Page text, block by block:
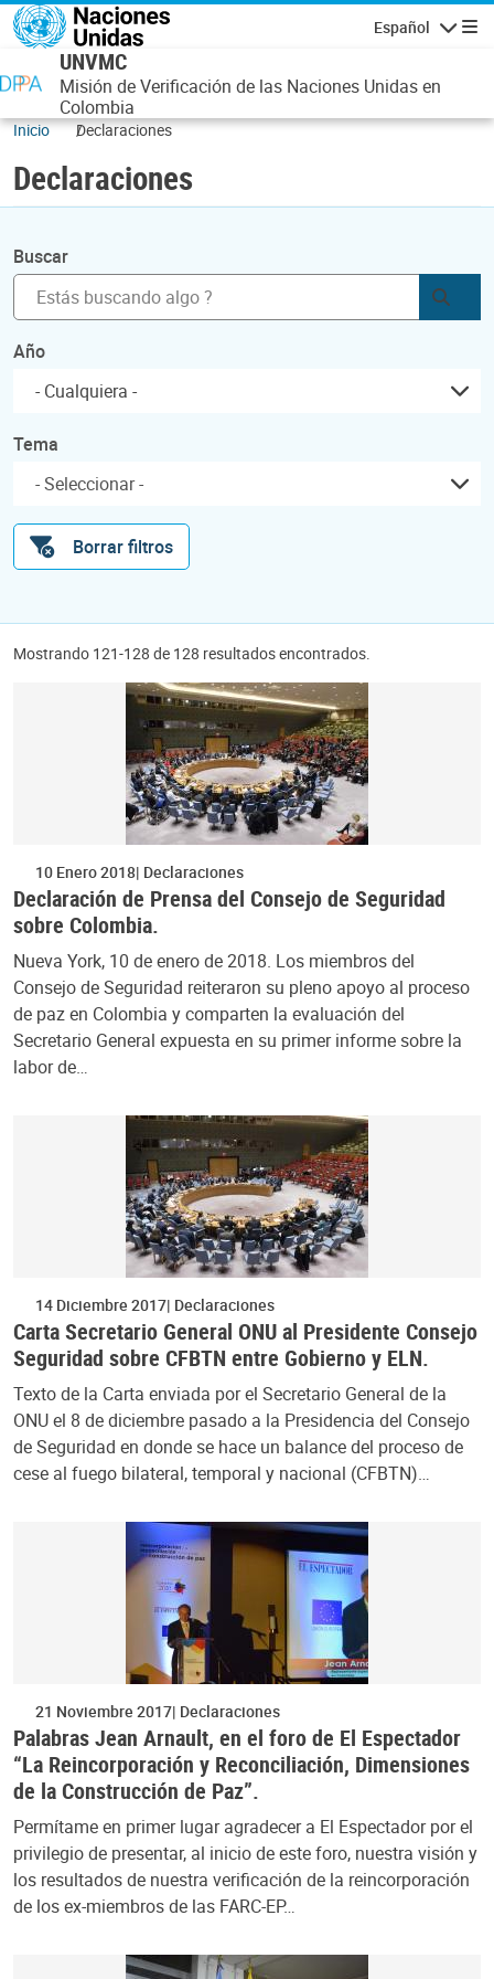
Pasar al contenido principal
Español
UNVMC
Misión de Verificación de las Naciones Unidas en
Colombia
Inicio Declaraciones
Declaraciones
Buscar
Año
- Cualquiera -
Tema
Borrar filtros
Mostrando 121-128 de 128 resultados encontrados.
10 Enero 2018 Declaraciones
Declaración de Prensa del Consejo de Seguridad
sobre Colombia.
Nueva York, 10 de enero de 2018. Los miembros del
Consejo de Seguridad reiteraron su pleno apoyo al proceso
de paz en Colombia y comparten la evaluación del
Secretario General expuesta en su primer informe sobre la
labor de…
14 Diciembre 2017 Declaraciones
Carta Secretario General ONU al Presidente Consejo
Seguridad sobre CFBTN entre Gobierno y ELN.
Texto de la Carta enviada por el Secretario General de la
ONU el 8 de diciembre pasado a la Presidencia del Consejo
de Seguridad en donde se hace un balance del proceso de
cese al fuego bilateral, temporal y nacional (CFBTN)…
21 Noviembre 2017 Declaraciones
Palabras Jean Arnault, en el foro de El Espectador
“La Reincorporación y Reconciliación, Dimensiones
de la Construcción de Paz”.
Permítame en primer lugar agradecer a El Espectador por el
privilegio de presentar, al inicio de este foro, nuestra visión y
los resultados de nuestra verificación de la reincorporación
de los ex-miembros de las FARC-EP…